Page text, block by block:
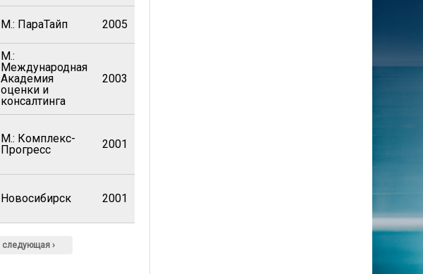
М.: ПараТайп 2005
М.:
Международная
Академия
оценки и
консалтинга
2003
М.: Комплекс-
Прогресс
2001
Новосибирск 2001
следующая ›